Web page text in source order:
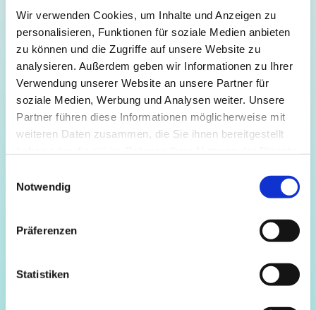
Wir verwenden Cookies, um Inhalte und Anzeigen zu
personalisieren, Funktionen für soziale Medien anbieten
zu können und die Zugriffe auf unsere Website zu
analysieren. Außerdem geben wir Informationen zu Ihrer
Verwendung unserer Website an unsere Partner für
soziale Medien, Werbung und Analysen weiter. Unsere
Partner führen diese Informationen möglicherweise mit
weiteren Daten zusammen, die Sie ihnen bereitgestellt
Notwendig
Präferenzen
Statistiken
Antrittsvorlesung von Prof. Dr. Katharina Theis-
Bröhl
Herzlichen Dankfür die